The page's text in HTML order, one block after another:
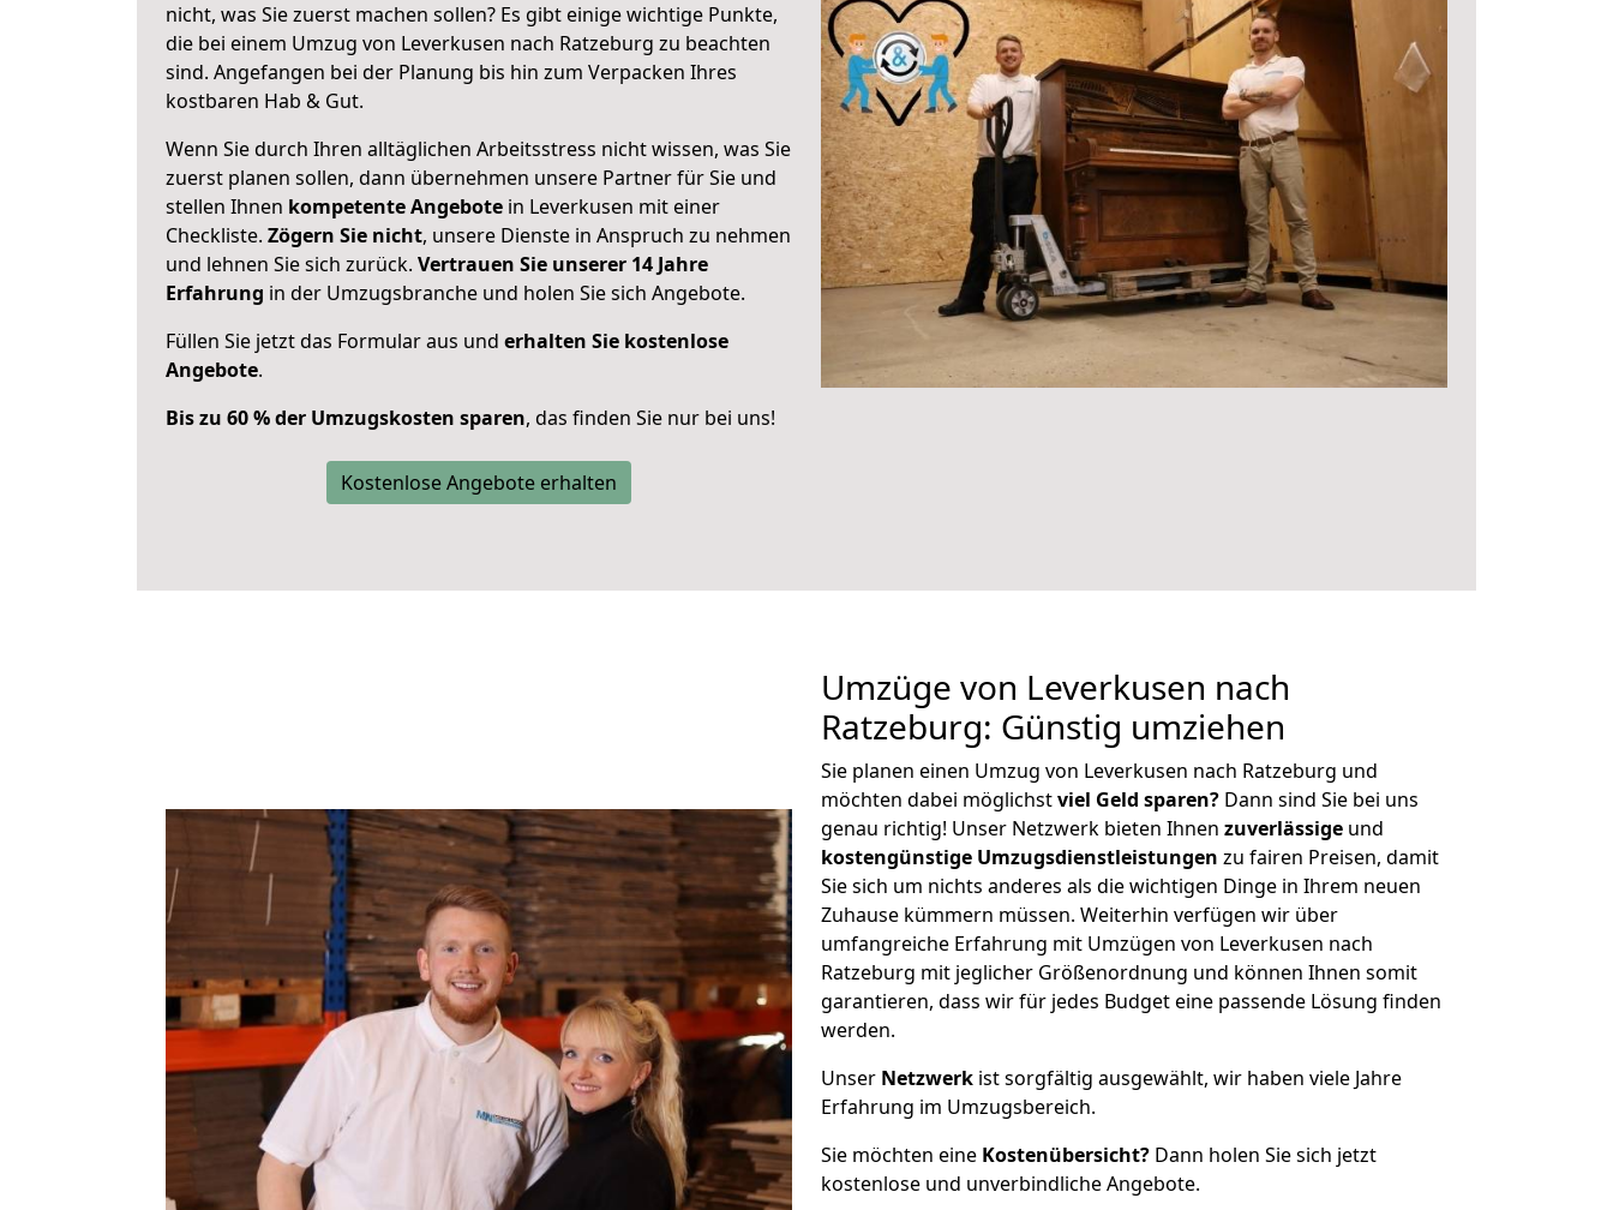
nicht, was Sie zuerst machen sollen? Es gibt einige wichtige Punkte,
die bei einem Umzug von Leverkusen nach Ratzeburg zu beachten
sind. Angefangen bei der Planung bis hin zum Verpacken Ihres
kostbaren Hab & Gut.
Wenn Sie durch Ihren alltäglichen Arbeitsstress nicht wissen, was Sie
zuerst planen sollen, dann übernehmen unsere Partner für Sie und
stellen Ihnen kompetente Angebote in Leverkusen mit einer
Checkliste. Zögern Sie nicht, unsere Dienste in Anspruch zu nehmen
und lehnen Sie sich zurück. Vertrauen Sie unserer 14 Jahre
Erfahrung in der Umzugsbranche und holen Sie sich Angebote.
Füllen Sie jetzt das Formular aus und erhalten Sie kostenlose
Angebote.
Bis zu 60 % der Umzugskosten sparen, das finden Sie nur bei uns!
Kostenlose Angebote erhalten
Umzüge von Leverkusen nach
Ratzeburg: Günstig umziehen
Sie planen einen Umzug von Leverkusen nach Ratzeburg und
möchten dabei möglichstviel Geld sparen? Dann sind Sie bei uns
genau richtig! Unser Netzwerk bieten Ihnen zuverlässige und
kostengünstige Umzugsdienstleistungen zu fairen Preisen, damit
Sie sich um nichts anderes als die wichtigen Dinge in Ihrem neuen
Zuhause kümmern müssen. Weiterhin verfügen wir über
umfangreiche Erfahrung mit Umzügen von Leverkusen nach
Ratzeburg mit jeglicher Größenordnung und können Ihnen somit
garantieren, dass wir für jedes Budget eine passende Lösung finden
werden.
Unser Netzwerk ist sorgfältig ausgewählt, wir haben viele Jahre
Erfahrung im Umzugsbereich.
Sie möchten eine Kostenübersicht? Dann holen Sie sich jetzt
kostenlose und unverbindliche Angebote.